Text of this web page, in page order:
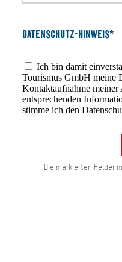
Datenschutz-Hinweis*
Ich bin damit
Tourismus GmbH meine
Kontaktaufnahme
entsprechenden
stimme ich den
Die markierten Felder